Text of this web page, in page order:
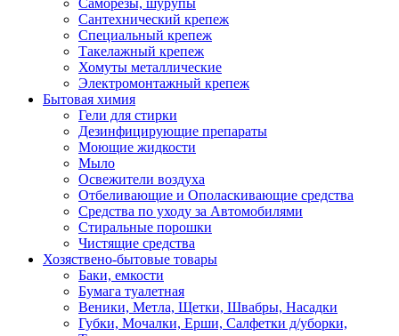
Саморезы, шурупы
Сантехнический крепеж
Специальный крепеж
Такелажный крепеж
Хомуты металлические
Электромонтажный крепеж
Бытовая химия
Гели для стирки
Дезинфицирующие препараты
Моющие жидкости
Мыло
Освежители воздуха
Отбеливающие и Ополаскивающие средства
Средства по уходу за Автомобилями
Стиральные порошки
Чистящие средства
Хозяствено-бытовые товары
Баки, емкости
Бумага туалетная
Веники, Метла, Щетки, Швабры, Насадки
Губки, Мочалки, Ерши, Салфетки д/уборки,